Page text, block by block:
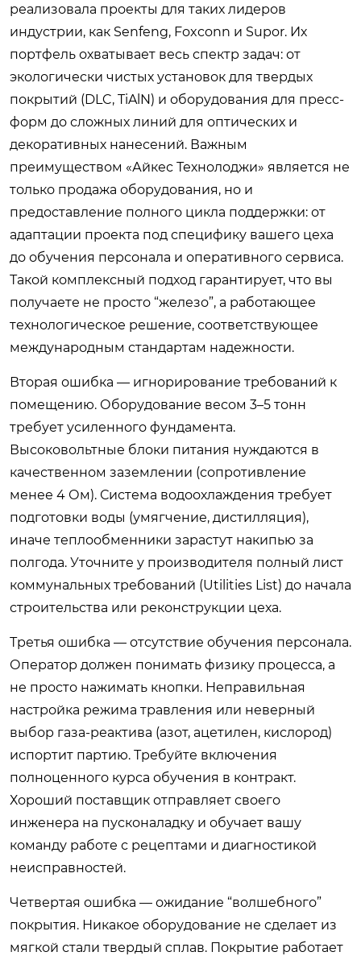
реализовала проекты для таких лидеров
индустрии, как Senfeng, Foxconn и Supor. Их
портфель охватывает весь спектр задач: от
экологически чистых установок для твердых
покрытий (DLC, TiAlN) и оборудования для пресс-
форм до сложных линий для оптических и
декоративных нанесений. Важным
преимуществом «Айкес Технолоджи» является не
только продажа оборудования, но и
предоставление полного цикла поддержки: от
адаптации проекта под специфику вашего цеха
до обучения персонала и оперативного сервиса.
Такой комплексный подход гарантирует, что вы
получаете не просто “железо”, а работающее
технологическое решение, соответствующее
международным стандартам надежности.
Вторая ошибка — игнорирование требований к
помещению. Оборудование весом 3–5 тонн
требует усиленного фундамента.
Высоковольтные блоки питания нуждаются в
качественном заземлении (сопротивление
менее 4 Ом). Система водоохлаждения требует
подготовки воды (умягчение, дистилляция),
иначе теплообменники зарастут накипью за
полгода. Уточните у производителя полный лист
коммунальных требований (Utilities List) до начала
строительства или реконструкции цеха.
Третья ошибка — отсутствие обучения персонала.
Оператор должен понимать физику процесса, а
не просто нажимать кнопки. Неправильная
настройка режима травления или неверный
выбор газа-реактива (азот, ацетилен, кислород)
испортит партию. Требуйте включения
полноценного курса обучения в контракт.
Хороший поставщик отправляет своего
инженера на пусконаладку и обучает вашу
команду работе с рецептами и диагностикой
неисправностей.
Четвертая ошибка — ожидание “волшебного”
покрытия. Никакое оборудование не сделает из
мягкой стали твердый сплав. Покрытие работает